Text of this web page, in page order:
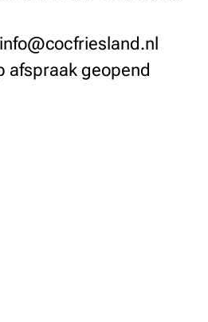
info@cocfriesland.nl
afspraak geopend